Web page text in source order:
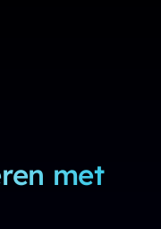
met